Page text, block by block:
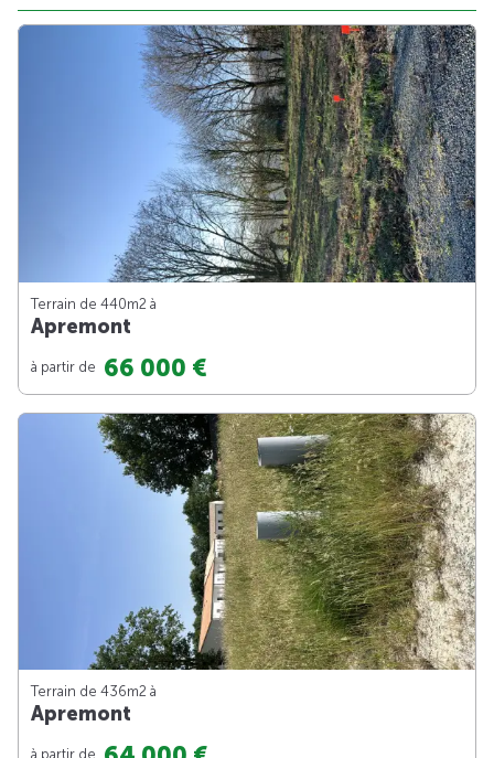
Terrain de 440m2 à
Apremont
à partir de 66 000 €
Terrain de 436m2 à
Apremont
à partir de